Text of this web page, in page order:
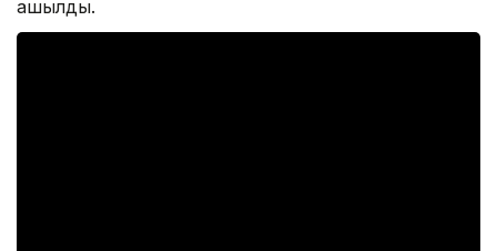
ашылды.